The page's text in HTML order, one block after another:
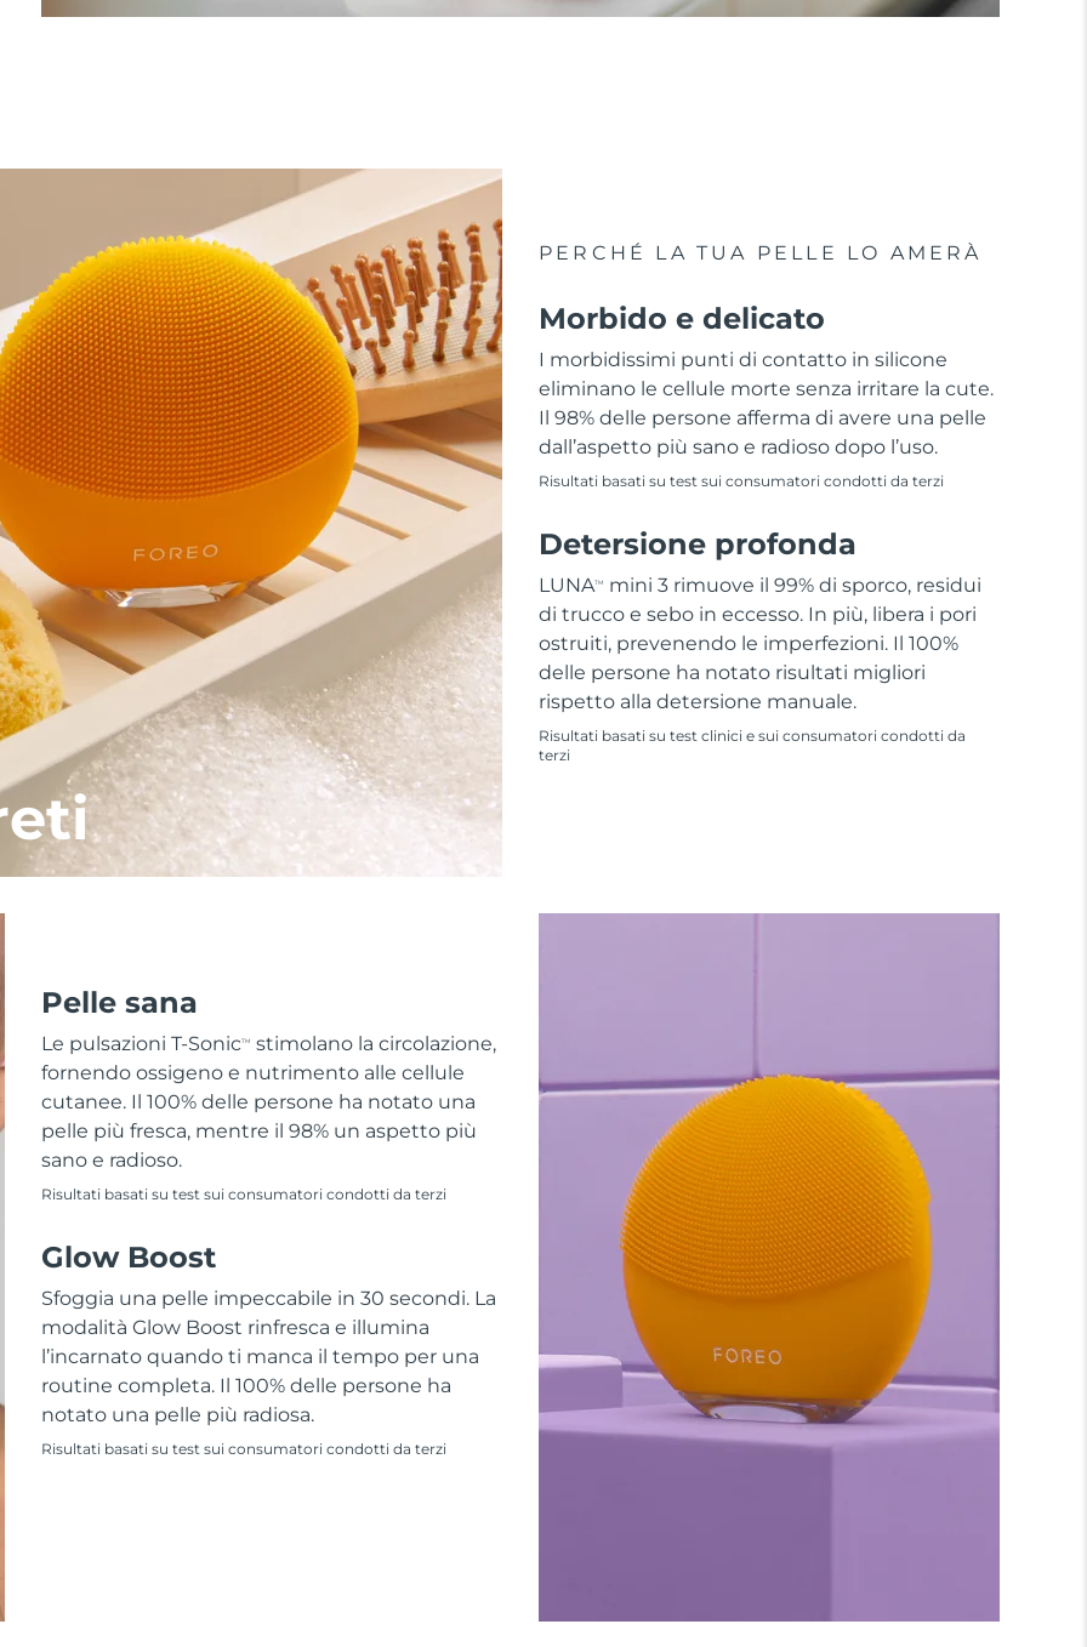
PERCHÉ LA TUA PELLE LO AMERÀ
Morbido e delicato
I morbidissimi punti di contatto in silicone
eliminano le cellule morte senza irritare la cute.
Il 98% delle persone afferma di avere una pelle
dall’aspetto più sano e radioso dopo l’uso.
Risultati basati su test sui consumatori condotti da terzi
Detersione profonda
LUNATM
mini 3 rimuove il 99% di sporco, residui
di trucco e sebo in eccesso. In più, libera i pori
ostruiti, prevenendo le imperfezioni. Il 100%
delle persone ha notato risultati migliori
rispetto alla detersione manuale.
Risultati basati su test clinici e sui consumatori condotti da
terzi
Pelle sana
Le pulsazioni T-SonicTM
stimolano la circolazione,
fornendo ossigeno e nutrimento alle cellule
cutanee. Il 100% delle persone ha notato una
pelle più fresca, mentre il 98% un aspetto più
sano e radioso.
Risultati basati su test sui consumatori condotti da terzi
Glow Boost
Sfoggia una pelle impeccabile in 30 secondi. La
modalità Glow Boost rinfresca e illumina
l’incarnato quando ti manca il tempo per una
routine completa. Il 100% delle persone ha
notato una pelle più radiosa.
Risultati basati su test sui consumatori condotti da terzi